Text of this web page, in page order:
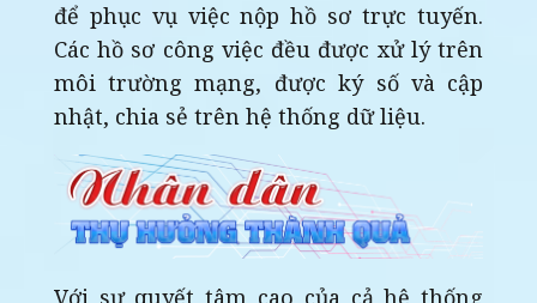
để phục vụ việc nộp hồ sơ trực tuyến.
Các hồ sơ công việc đều được xử lý trên
môi trường mạng, được ký số và cập
nhật, chia sẻ trên hệ thống dữ liệu.